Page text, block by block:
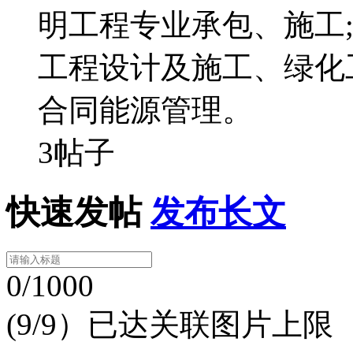
明工程专业承包、施
工程设计及施工、绿
合同能源管理。
3帖子
快速发帖 发布长文
0/1000
(9/9）已达关联图片上限